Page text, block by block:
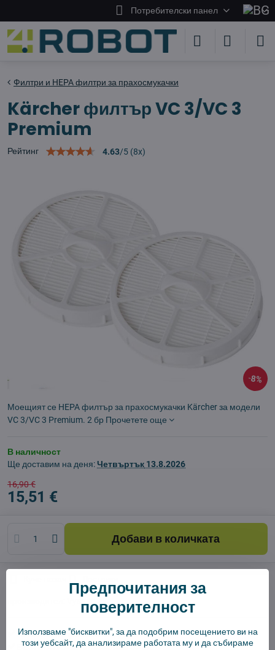
Потребителски панел
8%
Филтри и HEPA филтри за прахосмукачки
Kärcher филтър VC 3/VC 3
Premium
Рейтинг 4.63/5 (8x)
Моещият се HEPA филтър за прахосмукачки Kärcher за модели
VC 3/VC 3 Premium. 2 бр Прочетете още
В наличност
Ще доставим на деня:Четвъртък 13.8.2026
16,90 €
15,51 €
Добави в количката
✅ Готов за изпращане веднага
✅ БЕЗПЛАТНА доставка над 55 EUR.
Предпочитания за
поверителност
Използваме "бисквитки", за да подобрим посещението ви на
този уебсайт, да анализираме работата му и да събираме